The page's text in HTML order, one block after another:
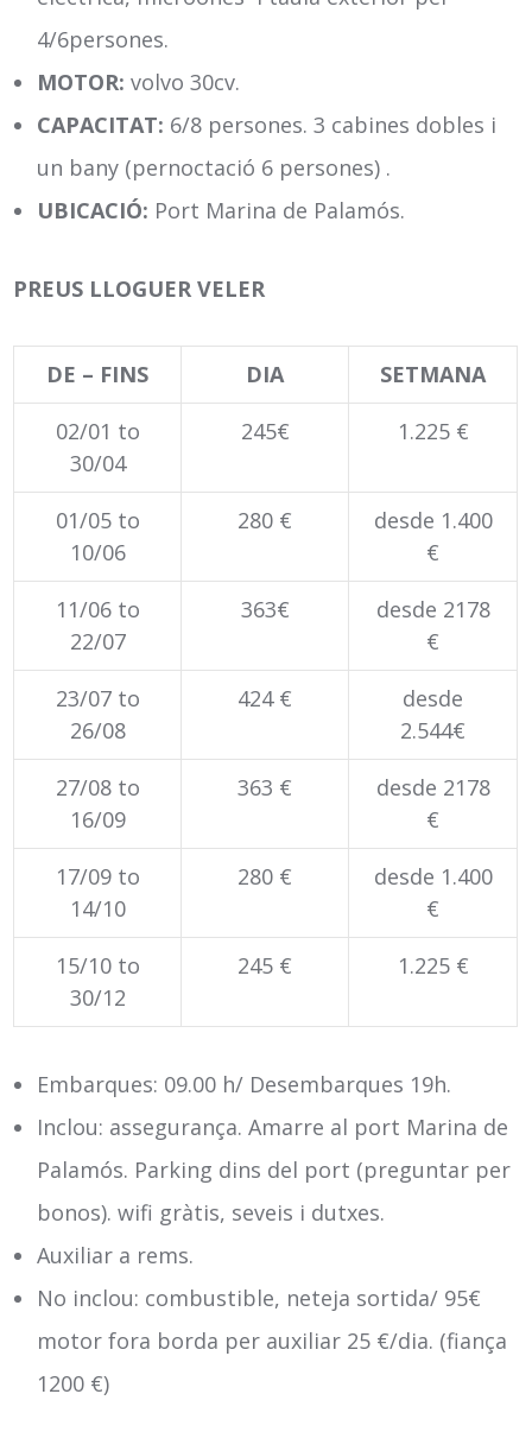
4/6persones.
MOTOR:volvo 30cv.
CAPACITAT: 6/8 persones. 3 cabines dobles i
un bany (pernoctació 6 persones) .
UBICACIÓ: Port Marina de Palamós.
PREUS LLOGUER VELER
DE – FINS DIA
SETMANA
02/01 to
30/04
245€ 1.225 €
01/05 to
10/06
280 €
desde 1.400
€
11/06 to
22/07
363€
desde 2178
€
23/07 to
26/08
424 €
desde
2.544€
27/08 to
16/09
363 €
desde 2178
€
17/09 to
14/10
280 €
desde 1.400
€
15/10 to
30/12
245 € 1.225 €
Embarques: 09.00 h/ Desembarques 19h.
Inclou: assegurança. Amarre al port Marina de
Palamós. Parking dins del port (preguntar per
bonos). wifi gràtis, seveis i dutxes.
Auxiliar a rems.
No inclou: combustible, neteja sortida/ 95€
motor fora borda per auxiliar 25 €/dia. (fiança
1200 €)